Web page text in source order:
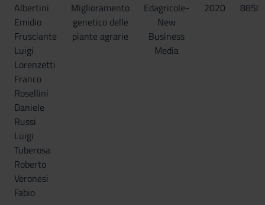
Albertini
Emidio
Frusciante
Luigi
Lorenzetti
Franco
Rosellini
Daniele
Russi
Luigi
Tuberosa
Roberto
Veronesi
Fabio
Miglioramento
genetico delle
piante agrarie
Edagricole-
New
Business
Media
2020